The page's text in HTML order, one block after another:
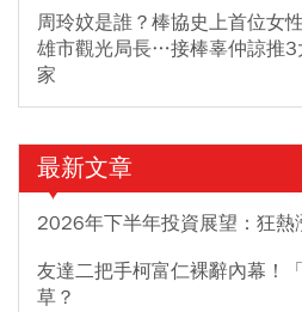
周玲妏是誰？棒協史上首位女
雄市觀光局長…接棒辜仲諒推3
家
最新文章
2026年下半年投資展望：狂熱
友達二把手柯富仁裸辭內幕！
草？